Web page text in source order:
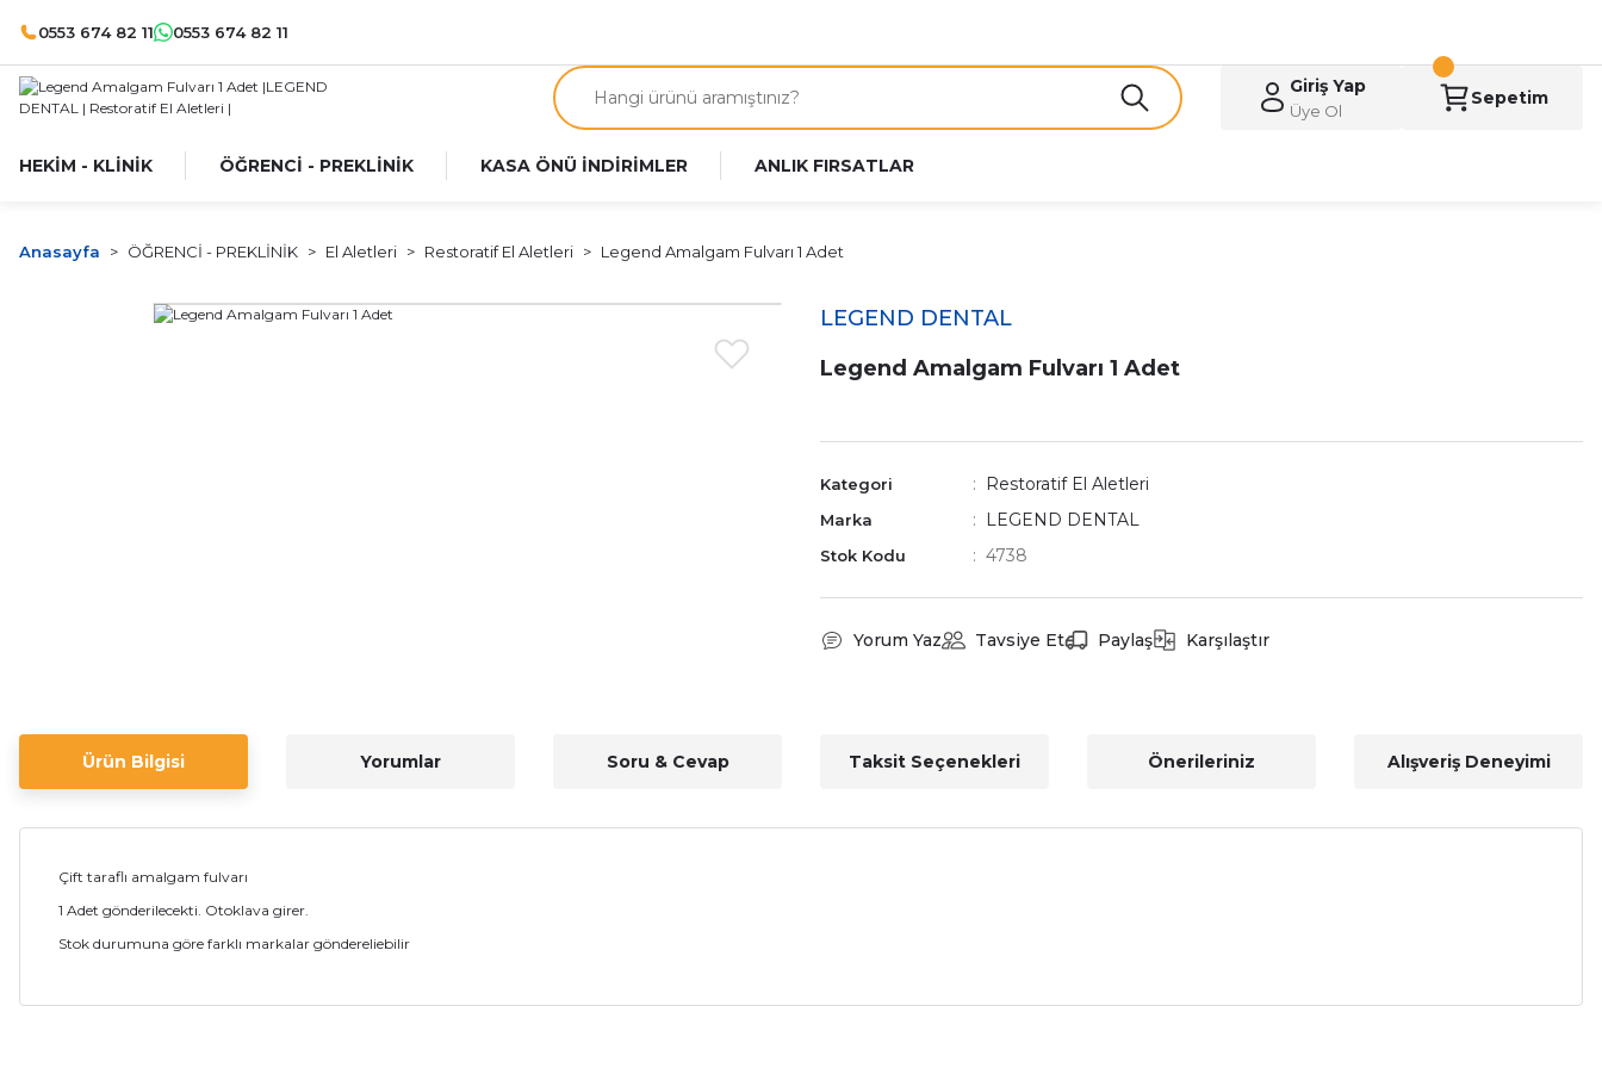
0553 674 82 11 0553 674 82 11
Giriş Yap
Üye Ol
Sepetim
HEKİM - KLİNİK ÖĞRENCİ - PREKLİNİK KASA ÖNÜ İNDİRİMLER ANLIK FIRSATLAR
Anasayfa ÖĞRENCİ - PREKLİNİK El Aletleri Restoratif El Aletleri Legend Amalgam Fulvarı 1 Adet
LEGEND DENTAL
Legend Amalgam Fulvarı 1 Adet
Kategori Restoratif El Aletleri
Marka LEGEND DENTAL
Stok Kodu 4738
Yorum Yaz Tavsiye Et Paylaş Karşılaştır
Ürün Bilgisi Yorumlar Soru & Cevap Taksit Seçenekleri Önerileriniz Alışveriş Deneyimi
Çift taraflı amalgam fulvarı
1 Adet gönderilecekti. Otoklava girer.
Stok durumuna göre farklı markalar göndereliebilir